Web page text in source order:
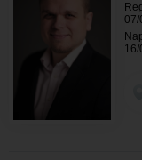
07/
16/